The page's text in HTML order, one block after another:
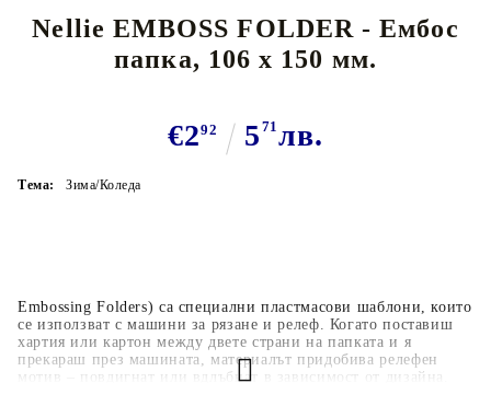
Nellie EMBOSS FOLDER - Ембос
папка, 106 х 150 мм.
€292 5 71 лв.
Embossing Folders) са специални пластмасови шаблони, които
се използват с машини за рязане и релеф. Когато поставиш
хартия или картон между двете страни на папката и я
прекараш през машината, материалът придобива релефен
мотив – повдигнат или вдлъбнат в зависимост от дизайна.
Тема: Зима/Коледа